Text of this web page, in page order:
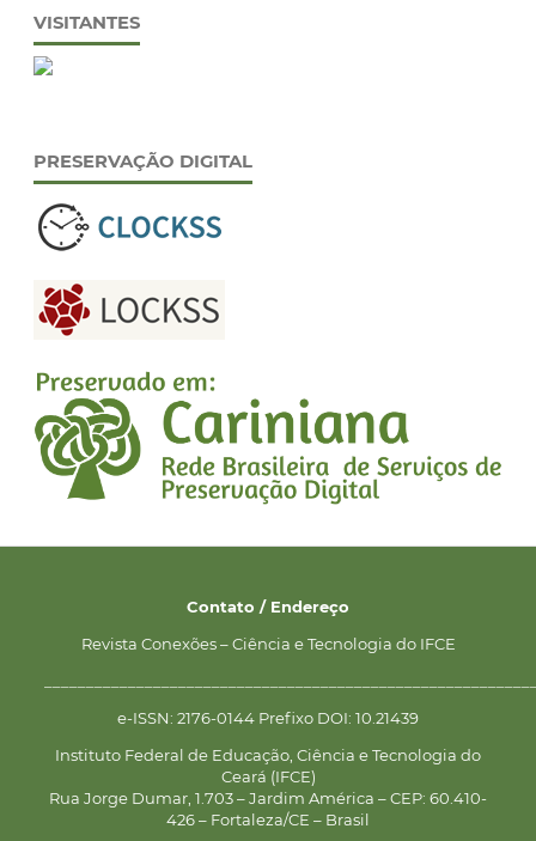
VISITANTES
PRESERVAÇÃO DIGITAL
Contato / Endereço
Revista Conexões – Ciência e Tecnologia do IFCE
e-ISSN: 2176-0144 Prefixo DOI: 10.21439
Instituto Federal de Educação, Ciência e Tecnologia do
Ceará (IFCE)
Rua Jorge Dumar, 1.703 – Jardim América – CEP: 60.410-
426 – Fortaleza/CE – Brasil